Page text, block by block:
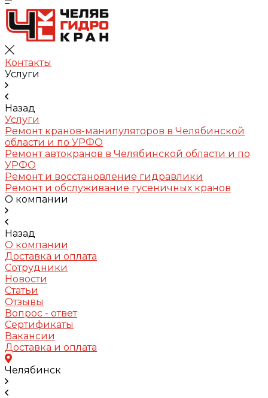
Контакты
Услуги
Назад
Услуги
Ремонт кранов-манипуляторов в Челябинской
области и по УРФО
Ремонт автокранов в Челябинской области и по
УРФО
Ремонт и восстановление гидравлики
Ремонт и обслуживание гусеничных кранов
О компании
Назад
О компании
Доставка и оплата
Сотрудники
Новости
Статьи
Отзывы
Вопрос - ответ
Сертификаты
Вакансии
Доставка и оплата
Челябинск